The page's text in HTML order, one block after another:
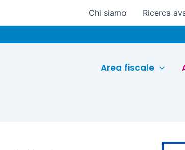
Chi siamo Ricerca
Area fiscale